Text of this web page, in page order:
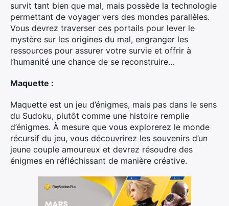
survit tant bien que mal, mais possède la technologie
permettant de voyager vers des mondes parallèles.
Vous devrez traverser ces portails pour lever le
mystère sur les origines du mal, engranger les
ressources pour assurer votre survie et offrir à
l’humanité une chance de se reconstruire…
Maquette :
Maquette est un jeu d’énigmes, mais pas dans le sens
du Sudoku, plutôt comme une histoire remplie
d’énigmes. À mesure que vous explorerez le monde
récursif du jeu, vous découvrirez les souvenirs d’un
jeune couple amoureux et devrez résoudre des
énigmes en réfléchissant de manière créative.